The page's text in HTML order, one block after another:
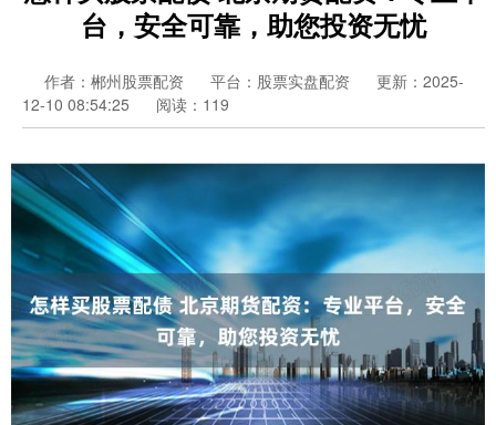
台，安全可靠，助您投资无忧
作者：郴州股票配资 平台：股票实盘配资
更新：2025-
12-10 08:54:25
阅读：119